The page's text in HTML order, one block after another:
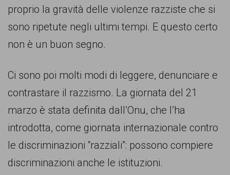
tutti.
proprio la gravità delle violenze razziste che si
sono ripetute negli ultimi tempi. E questo certo
non è un buon segno.
Ci sono poi molti modi di leggere, denunciare e
contrastare il razzismo. La giornata del 21
marzo è stata definita dall’Onu, che l’ha
introdotta, come giornata internazionale contro
le discriminazioni “razziali”: possono compiere
discriminazioni anche le istituzioni.